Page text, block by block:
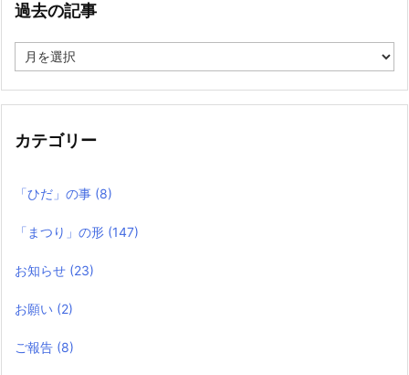
過去の記事
去
記
カテゴリー
「ひだ」の事 (8)
「まつり」の形 (147)
お知らせ (23)
お願い (2)
ご報告 (8)